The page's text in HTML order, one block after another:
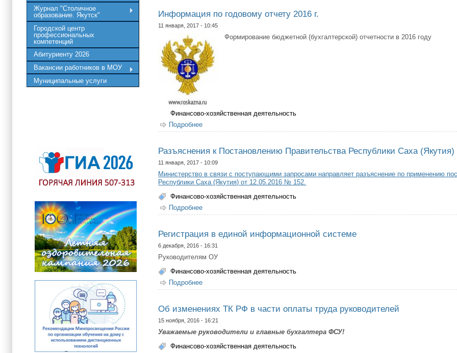
Журнал "Столичное
образование. Якутск"
Городской центр
профессиональных
компетенций
Абитуриенту 2026
Вакансии работников в МОУ
Муниципальные услуги
Информация по годовому отчету 2016 г.
11 января, 2017 - 10:45
Формирование бюджетной (бухгалтерской) отчетности в 2016 году
Финансово-хозяйственная деятельность
Подробнее
Разъяснения к Постановлению Правительства Республики Саха
11 января, 2017 - 10:09
Министерство в связи с поступающими запросами направляет разъяснение по применению
Республики Саха (Якутия) от 12.05.2016 № 152.
Финансово-хозяйственная деятельность
Подробнее
Регистрация в единой информационной системе
6 декабря, 2016 - 16:31
Руководителям ОУ
Финансово-хозяйственная деятельность
Подробнее
Об изменениях ТК РФ в части оплаты труда руководителей
15 ноября, 2016 - 16:21
Уважаемые руководители и главные бухгалтера ФСУ!
Финансово-хозяйственная деятельность